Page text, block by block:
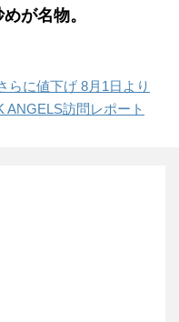
が名物。
らに値下げ 8月1日より
ANGELS訪問レポート